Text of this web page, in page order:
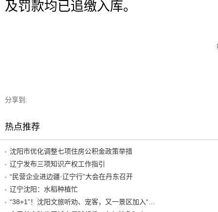
及罚款均已追缴入库。
分享到:
热点推荐
沈阳市优化调整七项住房公积金政策举措
辽宁发布三项知识产权工作指引
“民营企业进边疆·辽宁行”大会在丹东召开
辽宁沈阳：水稻种植忙